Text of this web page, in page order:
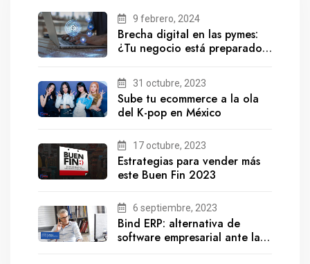
9 febrero, 2024
Brecha digital en las pymes:
¿Tu negocio está preparado
31 octubre, 2023
Sube tu ecommerce a la ola
del K-pop en México
17 octubre, 2023
Estrategias para vender más
este Buen Fin 2023
6 septiembre, 2023
Bind ERP: alternativa de
software empresarial ante la